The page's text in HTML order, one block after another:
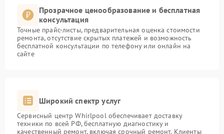
Прозрачное ценообразование и бесплатная
консультация
Точные прайс-листы, предварительная оценка стоимости
ремонта, отсутствие скрытых платежей и возможность
бесплатной консультации по телефону или онлайн на
сайте
Широкий спектр услуг
Сервисный центр Whirlpool обеспечивает доставку
техники по всей РФ, бесплатную диагностику и
качественный ремонт, включая срочный ремонт. Клиенты